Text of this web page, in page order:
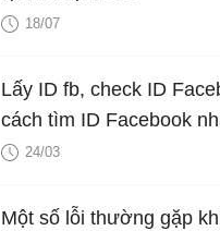
18/07
Lấy ID fb, check ID
cách tìm ID Facebook
24/03
Một số lỗi thường gặp